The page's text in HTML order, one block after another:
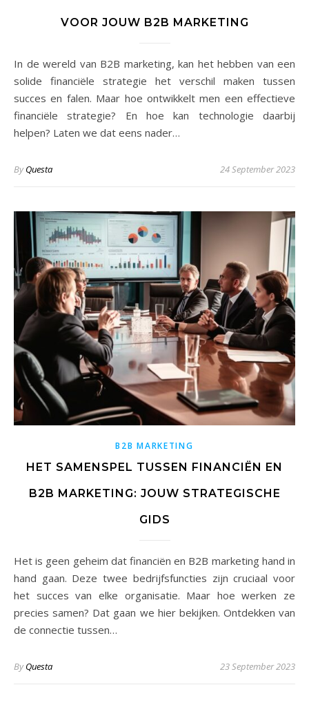
VOOR JOUW B2B MARKETING
In de wereld van B2B marketing, kan het hebben van een
solide financiële strategie het verschil maken tussen
succes en falen. Maar hoe ontwikkelt men een effectieve
financiële strategie? En hoe kan technologie daarbij
helpen? Laten we dat eens nader…
ByQuesta 24 September 2023
B2B MARKETING
HET SAMENSPEL TUSSEN FINANCIËN EN
B2B MARKETING: JOUW STRATEGISCHE
GIDS
Het is geen geheim dat financiën en B2B marketing hand in
hand gaan. Deze twee bedrijfsfuncties zijn cruciaal voor
het succes van elke organisatie. Maar hoe werken ze
precies samen? Dat gaan we hier bekijken. Ontdekken van
de connectie tussen…
ByQuesta 23 September 2023